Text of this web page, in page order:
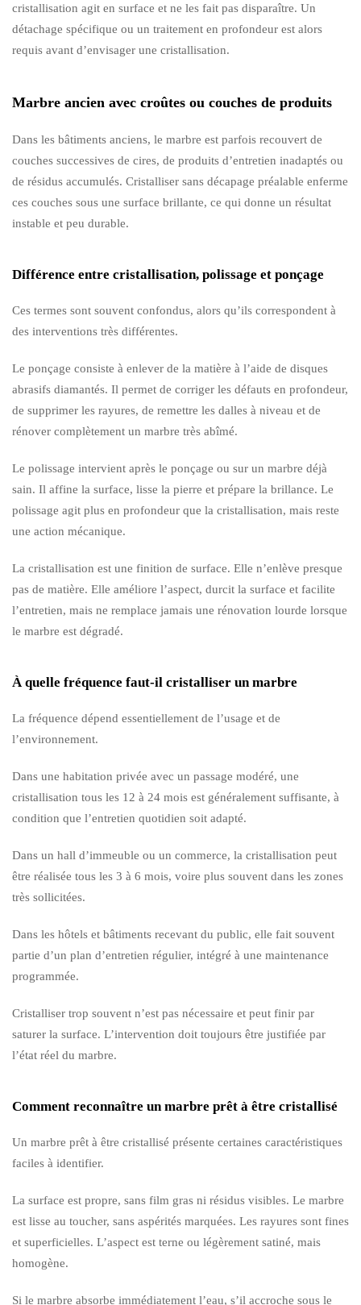
cristallisation agit en surface et ne les fait pas disparaître. Un
détachage spécifique ou un traitement en profondeur est alors
requis avant d’envisager une cristallisation.
Marbre ancien avec croûtes ou couches de produits
Dans les bâtiments anciens, le marbre est parfois recouvert de
couches successives de cires, de produits d’entretien inadaptés ou
de résidus accumulés. Cristalliser sans décapage préalable enferme
ces couches sous une surface brillante, ce qui donne un résultat
instable et peu durable.
Différence entre cristallisation, polissage et ponçage
Ces termes sont souvent confondus, alors qu’ils correspondent à
des interventions très différentes.
Le ponçage consiste à enlever de la matière à l’aide de disques
abrasifs diamantés. Il permet de corriger les défauts en profondeur,
de supprimer les rayures, de remettre les dalles à niveau et de
rénover complètement un marbre très abîmé.
Le polissage intervient après le ponçage ou sur un marbre déjà
sain. Il affine la surface, lisse la pierre et prépare la brillance. Le
polissage agit plus en profondeur que la cristallisation, mais reste
une action mécanique.
La cristallisation est une finition de surface. Elle n’enlève presque
pas de matière. Elle améliore l’aspect, durcit la surface et facilite
l’entretien, mais ne remplace jamais une rénovation lourde lorsque
le marbre est dégradé.
À quelle fréquence faut-il cristalliser un marbre
La fréquence dépend essentiellement de l’usage et de
l’environnement.
Dans une habitation privée avec un passage modéré, une
cristallisation tous les 12 à 24 mois est généralement suffisante, à
condition que l’entretien quotidien soit adapté.
Dans un hall d’immeuble ou un commerce, la cristallisation peut
être réalisée tous les 3 à 6 mois, voire plus souvent dans les zones
très sollicitées.
Dans les hôtels et bâtiments recevant du public, elle fait souvent
partie d’un plan d’entretien régulier, intégré à une maintenance
programmée.
Cristalliser trop souvent n’est pas nécessaire et peut finir par
saturer la surface. L’intervention doit toujours être justifiée par
l’état réel du marbre.
Comment reconnaître un marbre prêt à être cristallisé
Un marbre prêt à être cristallisé présente certaines caractéristiques
faciles à identifier.
La surface est propre, sans film gras ni résidus visibles. Le marbre
est lisse au toucher, sans aspérités marquées. Les rayures sont fines
et superficielles. L’aspect est terne ou légèrement satiné, mais
homogène.
Si le marbre absorbe immédiatement l’eau, s’il accroche sous le